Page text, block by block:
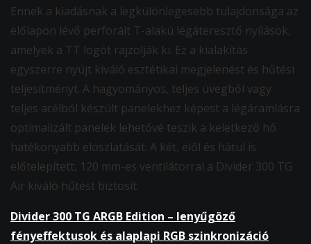
Ennek a kiadásnak a legkülönlegesebb tulajdonsága az
előlapon lévő perforált T-alakú légáteresztő nyílások,
amelyek a TT logót rajzolják ki. Ez a kialakítás
egyszerre nyújt kiváló esztétikai megjelenést és hűtési
teljesítményt. A hagyományos, teljes üvegből vagy
teljes acélból készült panelekhez képest a légáramlásra
optimalizált panelek lehetővé teszik a keletkező hő
hatékonyabb eloszlatását. A két, elől és hátul is
előtelepített, 120 mm-es ventilátorral a Divider 300 TG
Air kiváló hűtést biztosít.
Divider 300 TG ARGB Edition – lenyűgöző
fényeffektusok és alaplapi RGB szinkronizáció